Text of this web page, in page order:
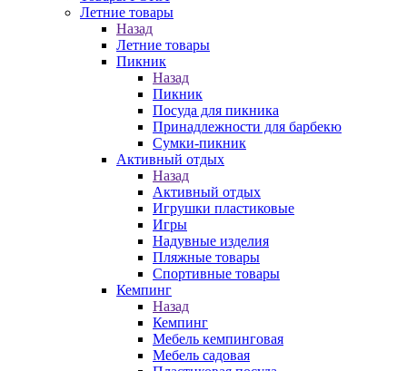
Летние товары
Назад
Летние товары
Пикник
Назад
Пикник
Посуда для пикника
Принадлежности для барбекю
Сумки-пикник
Активный отдых
Назад
Активный отдых
Игрушки пластиковые
Игры
Надувные изделия
Пляжные товары
Спортивные товары
Кемпинг
Назад
Кемпинг
Мебель кемпинговая
Мебель садовая